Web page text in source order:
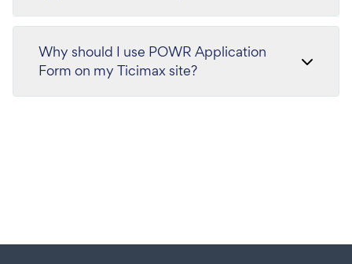
Why should I use POWR Application
Form on my Ticimax site?